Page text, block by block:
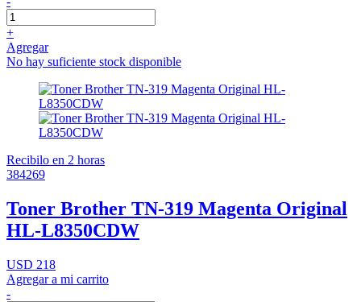
+
Agregar
No hay suficiente stock disponible
Recibilo en 2 horas
384269
Toner Brother TN-319 Magenta Original
HL-L8350CDW
USD 218
Agregar a mi carrito
-